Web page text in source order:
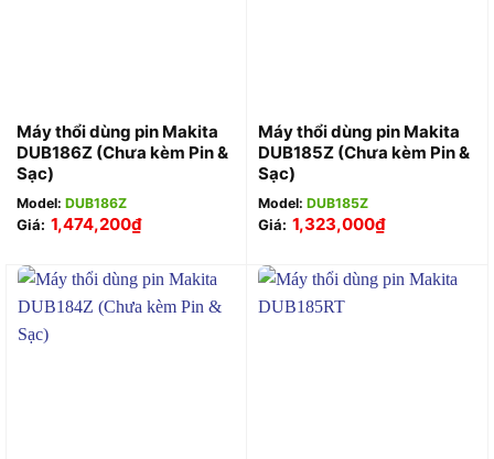
Máy thổi dùng pin Makita
DUB186Z (Chưa kèm Pin &
Sạc)
Model: DUB186Z
Giá: 1,474,200₫
Máy thổi dùng pin Makita
DUB185Z (Chưa kèm Pin &
Sạc)
Model: DUB185Z
Giá: 1,323,000₫